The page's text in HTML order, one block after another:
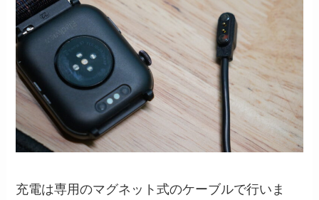
充電は専用のマグネット式のケーブルで行いま